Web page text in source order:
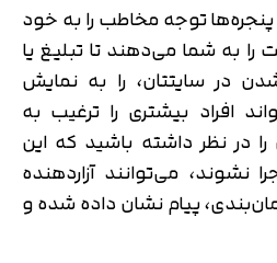
پنجره‌ها توجه مخاطب را به خود
به شما می‌دهند تا تبلیغ یا
در سایتتان، را به نمایش
افراد بیشتری را ترغیب به
در نظر داشته باشید که این
نشوند، می‌توانند آزاردهنده
پیام نشان داده شده و